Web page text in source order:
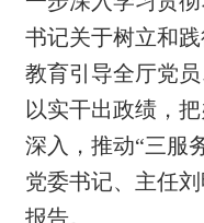
书记关于树立和
教育引导全厅党
以实干出政绩，
深入，推动“三服
党委书记、主任
报告。